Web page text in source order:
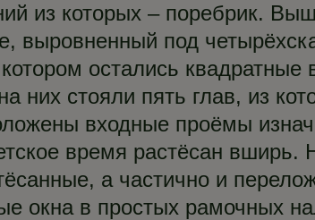
из которых – поребрик.
выровненный под
остались
них стояли пять глав, из
входные проёмы
время растёсан вширь.
а частично и
окна в простых рамочных